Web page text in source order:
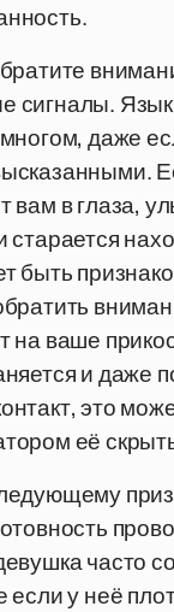
сигналы.
даже
вам в глаза,
быть
на ваше
и даже
это
её
часто
если у неё